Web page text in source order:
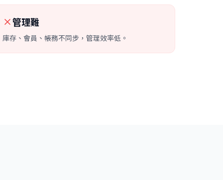
管理難
庫存、會員、帳務不同步，管理效率低。